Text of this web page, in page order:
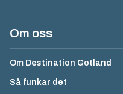
Om oss
Om Destination Gotland
Så funkar det